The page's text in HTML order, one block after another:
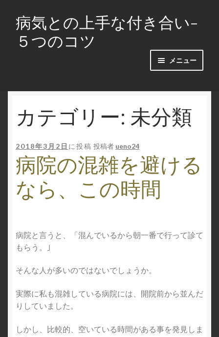
ナ
ビ
ゲ
ン
ス
キ
プ
コ
ン
テ
ス
ッ
プ
病気との上手な付き合い-
５つのコツ
メニュー
かかりつけの診療所等を持つことは大事です
人生初の検査入院・肝生検
定期検診後の指摘は素直に受けましょう
病院のお見舞いに食べ物は厳禁！
花粉症の対策について
風邪予防としてマスクはとても大事です
カテゴリー: 未分類
2018年3月2日 に投稿 投稿者 ueno24
病院の混雑を避ける
なら、この時間
病院と言うと、「混んでいるから朝一番で行って診て
もらう。｣
そんな人が多いのではないでしょうか。
実際に私も混雑している病院には、開院前から並んだ
りしていました。
しかし、比較的、空いている時間がある事を発見しま